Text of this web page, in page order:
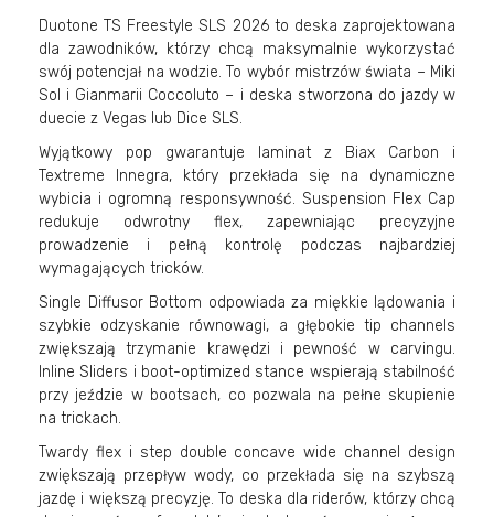
Duotone TS Freestyle SLS 2026 to deska zaprojektowana
dla zawodników, którzy chcą maksymalnie wykorzystać
swój potencjał na wodzie. To wybór mistrzów świata – Miki
Sol i Gianmarii Coccoluto – i deska stworzona do jazdy w
duecie z Vegas lub Dice SLS.
Wyjątkowy pop gwarantuje laminat z Biax Carbon i
Textreme Innegra, który przekłada się na dynamiczne
wybicia i ogromną responsywność. Suspension Flex Cap
redukuje odwrotny flex, zapewniając precyzyjne
prowadzenie i pełną kontrolę podczas najbardziej
wymagających tricków.
Single Diffusor Bottom odpowiada za miękkie lądowania i
szybkie odzyskanie równowagi, a głębokie tip channels
zwiększają trzymanie krawędzi i pewność w carvingu.
Inline Sliders i boot-optimized stance wspierają stabilność
przy jeździe w bootsach, co pozwala na pełne skupienie
na trickach.
Twardy flex i step double concave wide channel design
zwiększają przepływ wody, co przekłada się na szybszą
jazdę i większą precyzję. To deska dla riderów, którzy chcą